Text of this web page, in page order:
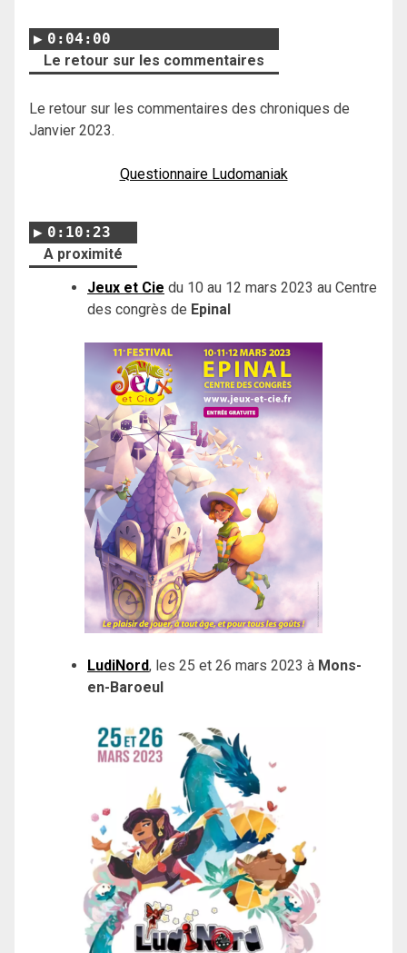
0:04:00
Le retour sur les commentaires
Le retour sur les commentaires des chroniques de
Janvier 2023.
Questionnaire Ludomaniak
0:10:23
A proximité
Jeux et Cie du 10 au 12 mars 2023 au Centre
des congrès de Epinal
LudiNord, les 25 et 26 mars 2023 à Mons-
en-Baroeul